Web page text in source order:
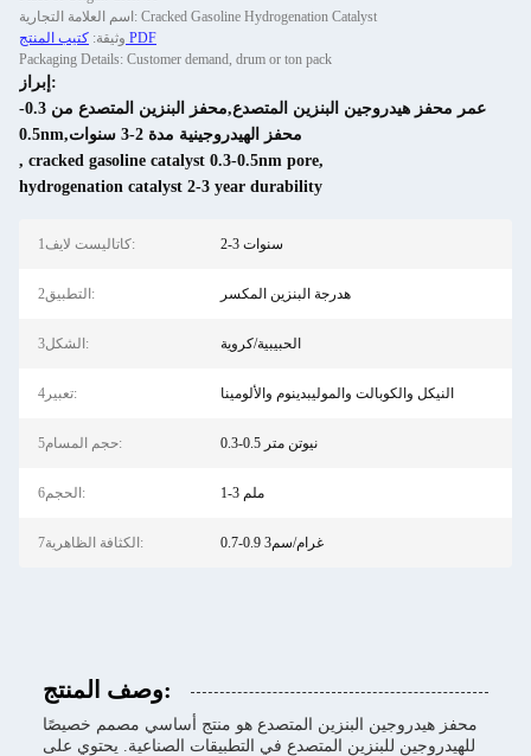
اسم العلامة التجارية: Cracked Gasoline Hydrogenation Catalyst
وثيقة: كتيب المنتج PDF
Packaging Details: Customer demand, drum or ton pack
إبراز:
عمر محفز هيدروجين البنزين المتصدع,محفز البنزين المتصدع من 0.3-
0.5nm,محفز الهيدروجينية مدة 2-3 سنوات
, cracked gasoline catalyst 0.3-0.5nm pore,
hydrogenation catalyst 2-3 year durability
1كاتاليست لايف: 2-3 سنوات
2التطبيق: هدرجة البنزين المكسر
3الشكل: الحبيبية/كروية
4تعبير: النيكل والكوبالت والموليبدينوم والألومينا
5حجم المسام: 0.3-0.5 نيوتن متر
6الحجم: 1-3 ملم
7الكثافة الظاهرية: 0.7-0.9 غرام/سم3
وصف المنتج:
محفز هيدروجين البنزين المتصدع هو منتج أساسي مصمم خصيصًا
للهيدروجين للبنزين المتصدع في التطبيقات الصناعية. يحتوي على